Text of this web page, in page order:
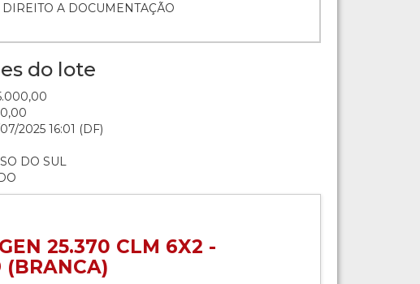
A DOCUMENTAÇÃO
do lote
2025 16:01 (DF)
DO SUL
25.370 CLM 6X2 -